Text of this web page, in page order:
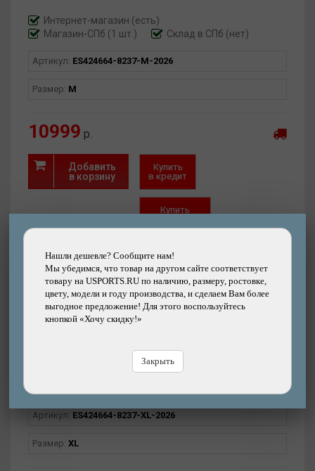
Нашли дешевле? Сообщите нам!
Мы убедимся, что товар на другом сайте соответствует
товару на USPORTS.RU по наличию, размеру, ростовке,
цвету, модели и году производства, и сделаем Вам более
выгодное предложение! Для этого воспользуйтесь
кнопкой «Хочу скидку!»
Закрыть
Интернет-магазин (есть)
Магазин-СПб (1 шт.)
Склад в СПб (нет)
Артикул: ES424664-8237-M-2026
Размер: M
10999 р.
Добавить
в корзину
Купить
в кредит
Купить
Быстрый
заказ
Хочу скидку!
Нашли дешевле?
(есть)
Артикул: ES424664-8237-XL-2026
Размер: XL